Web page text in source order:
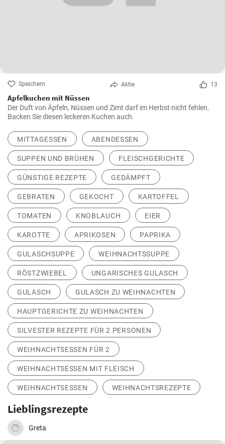
Speichern Aktie 13
Apfelkuchen mit Nüssen
Der Duft von Äpfeln, Nüssen und Zimt darf im Herbst nicht fehlen.
Backen Sie diesen leckeren Kuchen auch.
MITTAGESSEN ABENDESSEN
SUPPEN UND BRÜHEN FLEISCHGERICHTE
GÜNSTIGE REZEPTE GEDÄMPFT
GEBRATEN GEKOCHT KARTOFFEL
TOMATEN KNOBLAUCH EIER
KAROTTE APRIKOSEN PAPRIKA
GULASCHSUPPE WEIHNACHTSSUPPE
RÖSTZWIEBEL UNGARISCHES GULASCH
GULASCH GULASCH ZU WEIHNACHTEN
HAUPTGERICHTE ZU WEIHNACHTEN
SILVESTER REZEPTE FÜR 2 PERSONEN
WEIHNACHTSESSEN FÜR 2
WEIHNACHTSESSEN MIT FLEISCH
WEIHNACHTSESSEN WEIHNACHTSREZEPTE
Lieblingsrezepte
Greta